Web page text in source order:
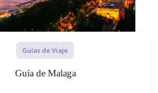
Guías de Viaje
Guía de Malaga